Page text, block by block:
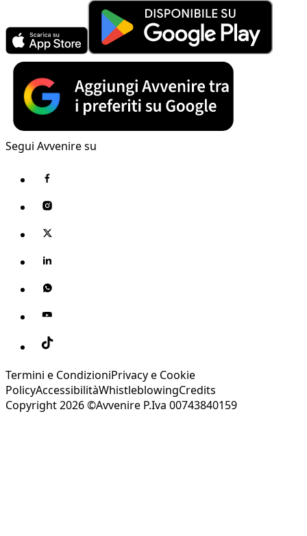
Segui Avvenire su
Termini e CondizioniPrivacy e Cookie
PolicyAccessibilitàWhistleblowingCredits
Copyright 2026 ©Avvenire P.Iva 00743840159